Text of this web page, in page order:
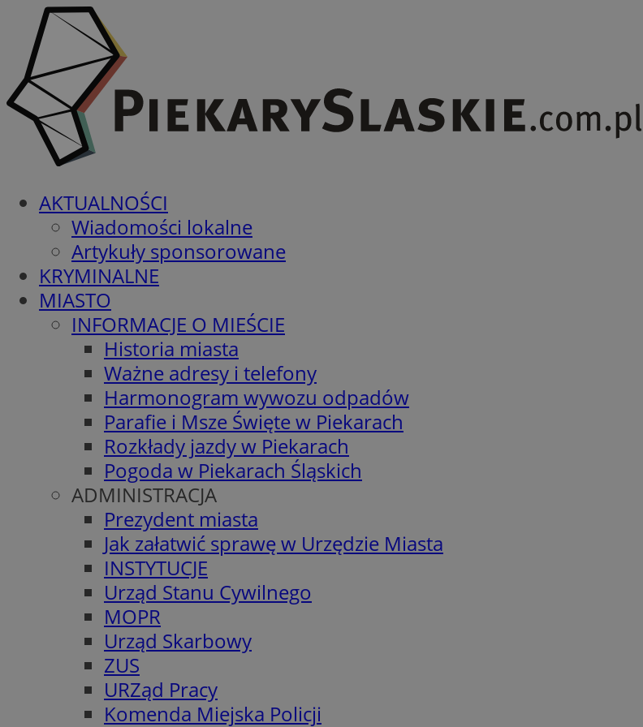
AKTUALNOŚCI
Wiadomości lokalne
Artykuły sponsorowane
KRYMINALNE
MIASTO
INFORMACJE O MIEŚCIE
Historia miasta
Ważne adresy i telefony
Harmonogram wywozu odpadów
Parafie i Msze Święte w Piekarach
Rozkłady jazdy w Piekarach
Pogoda w Piekarach Śląskich
ADMINISTRACJA
Prezydent miasta
Jak załatwić sprawę w Urzędzie Miasta
INSTYTUCJE
Urząd Stanu Cywilnego
MOPR
Urząd Skarbowy
ZUS
URZąd Pracy
Komenda Miejska Policji